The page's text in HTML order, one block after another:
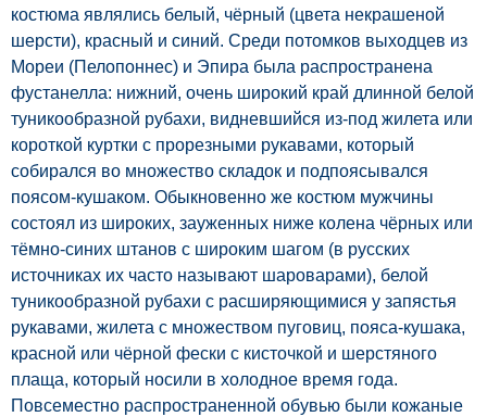
костюма являлись белый, чёрный (цвета некрашеной
шерсти), красный и синий. Среди потомков выходцев из
Мореи (Пелопоннес) и Эпира была распространена
фустанелла: нижний, очень широкий край длинной белой
туникообразной рубахи, видневшийся из-под жилета или
короткой куртки с прорезными рукавами, который
собирался во множество складок и подпоясывался
поясом-кушаком. Обыкновенно же костюм мужчины
состоял из широких, зауженных ниже колена чёрных или
тёмно-синих штанов с широким шагом (в русских
источниках их часто называют шароварами), белой
туникообразной рубахи с расширяющимися у запястья
рукавами, жилета с множеством пуговиц, пояса-кушака,
красной или чёрной фески с кисточкой и шерстяного
плаща, который носили в холодное время года.
Повсеместно распространенной обувью были кожаные